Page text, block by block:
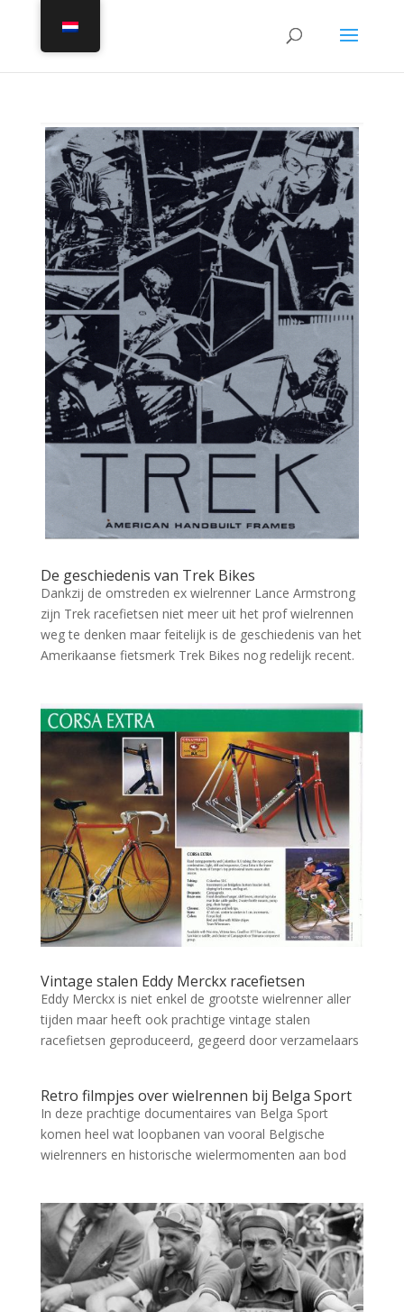
De geschiedenis van Trek Bikes
Dankzij de omstreden ex wielrenner Lance Armstrong
zijn Trek racefietsen niet meer uit het prof wielrennen
weg te denken maar feitelijk is de geschiedenis van het
Amerikaanse fietsmerk Trek Bikes nog redelijk recent.
Vintage stalen Eddy Merckx racefietsen
Eddy Merckx is niet enkel de grootste wielrenner aller
tijden maar heeft ook prachtige vintage stalen
racefietsen geproduceerd, gegeerd door verzamelaars
Retro filmpjes over wielrennen bij Belga Sport
In deze prachtige documentaires van Belga Sport
komen heel wat loopbanen van vooral Belgische
wielrenners en historische wielermomenten aan bod